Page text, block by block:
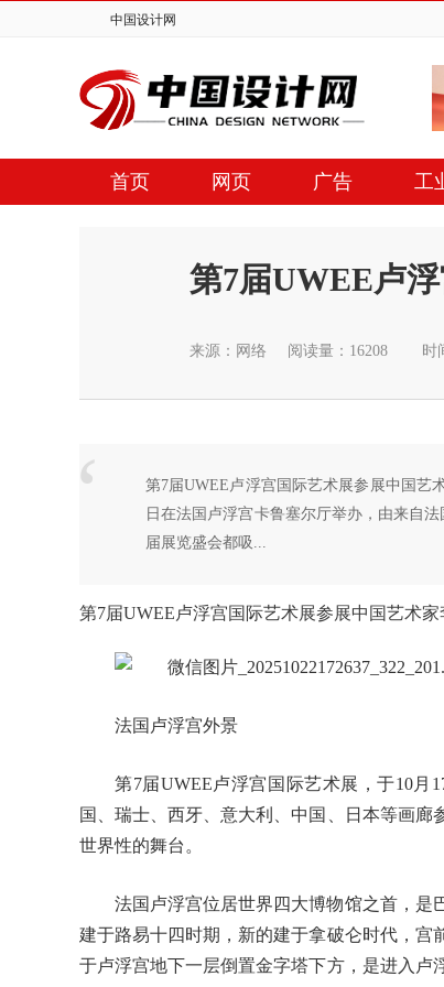
中国设计网
首页 网页 广告 工
第7届UWEE卢
来源：网络 阅读量：16208 时
第7届UWEE卢浮宫国际艺术展参展中国艺
日在法国卢浮宫卡鲁塞尔厅举办，由来自
届展览盛会都吸...
第7届UWEE卢浮宫国际艺术展参展中国艺术家
法国卢浮宫外景
第7届UWEE卢浮宫国际艺术展，于10月
国、瑞士、西牙、意大利、中国、日本等画
世界性的舞台。
法国卢浮宫位居世界四大博物馆之首，是
建于路易十四时期，新的建于拿破仑时代，宫
于卢浮宫地下一层倒置金字塔下方，是进入卢